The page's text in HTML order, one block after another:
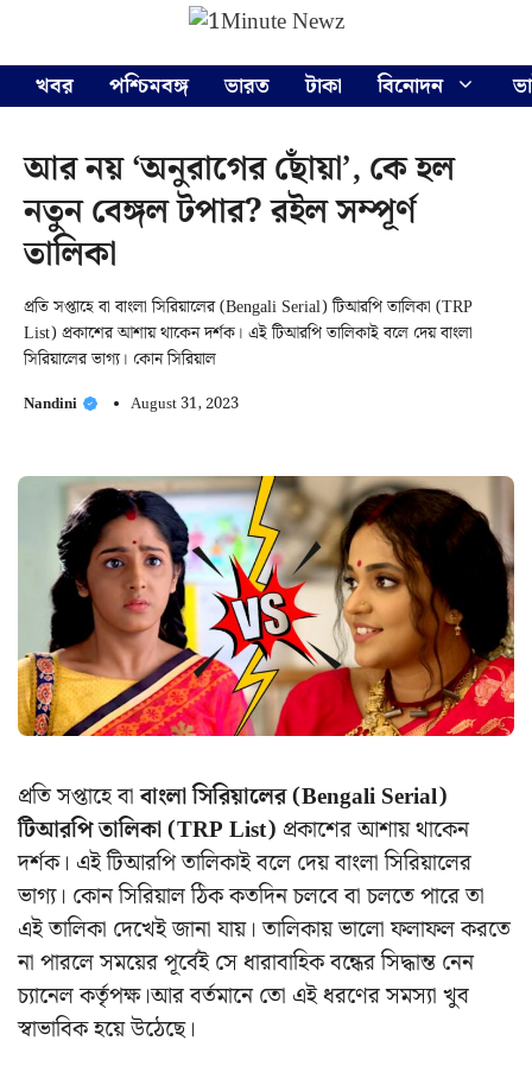
content
খবর
পশ্চিমবঙ্গ ভারত টাকা বিনোদন
আর নয় ‘অনুরাগের ছোঁয়া’, কে হল
নতুন বেঙ্গল টপার? রইল সম্পূর্ণ
তালিকা
প্রতি সপ্তাহে বা বাংলা সিরিয়ালের (Bengali Serial) টিআরপি তালিকা (TRP
List) প্রকাশের আশায় থাকেন দর্শক। এই টিআরপি তালিকাই বলে দেয় বাংলা
সিরিয়ালের ভাগ্য। কোন সিরিয়াল
Nandini August 31, 2023
প্রতি সপ্তাহে বাবাংলা সিরিয়ালের (Bengali Serial)
টিআরপি তালিকা (TRP List) প্রকাশের আশায় থাকেন
দর্শক। এই টিআরপি তালিকাই বলে দেয় বাংলা সিরিয়ালের
ভাগ্য। কোন সিরিয়াল ঠিক কতদিন চলবে বা চলতে পারে তা
এই তালিকা দেখেই জানা যায়। তালিকায় ভালো ফলাফল করতে
না পারলে সময়ের পূর্বেই সে ধারাবাহিক বন্ধের সিদ্ধান্ত নেন
চ্যানেল কর্তৃপক্ষ।আর বর্তমানে তো এই ধরণের সমস্যা খুব
স্বাভাবিক হয়ে উঠেছে।